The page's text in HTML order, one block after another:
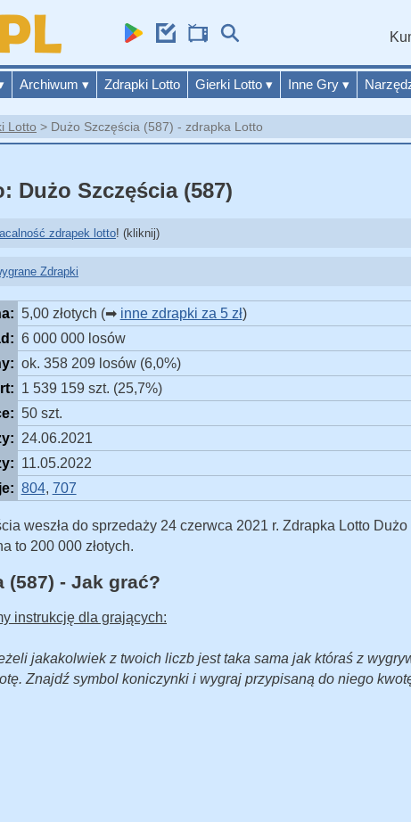
Archiwum ▾ Zdrapki Lotto Gierki Lotto ▾ Inne Gry ▾
Lotto Dużo Szczęścia (587) - zdrapka Lotto
Dużo Szczęścia (587)
zdrapek lotto! (kliknij)
Zdrapki
5,00 złotych (➡ inne zdrapki za 5 zł)
6 000 000 losów
ok. 358 209 losów (6,0%)
1 539 159 szt. (25,7%)
50 szt.
24.06.2021
11.05.2022
804, 707
weszła do sprzedaży 24 czerwca 2021 r. Zdrapka Lotto
to 200 000 złotych.
(587) - Jak grać?
instrukcję dla grających:
jakakolwiek z twoich liczb jest taka sama jak któraś z
Znajdź symbol koniczynki i wygraj przypisaną do niego